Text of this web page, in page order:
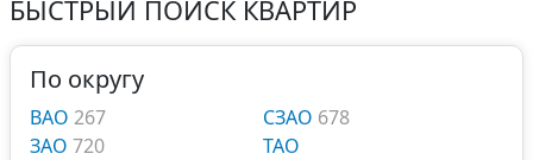
БЫСТРЫЙ ПОИСК КВАРТИР
По округу
ВАО 267
ЗАО 720
СЗАО 678
ТАО